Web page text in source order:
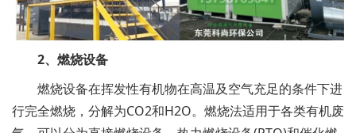
2、燃烧设备
燃烧设备在挥发性有机物在高温及空气充足的条件下进
行完全燃烧，分解为CO2和H2O。燃烧法适用于各类有机废